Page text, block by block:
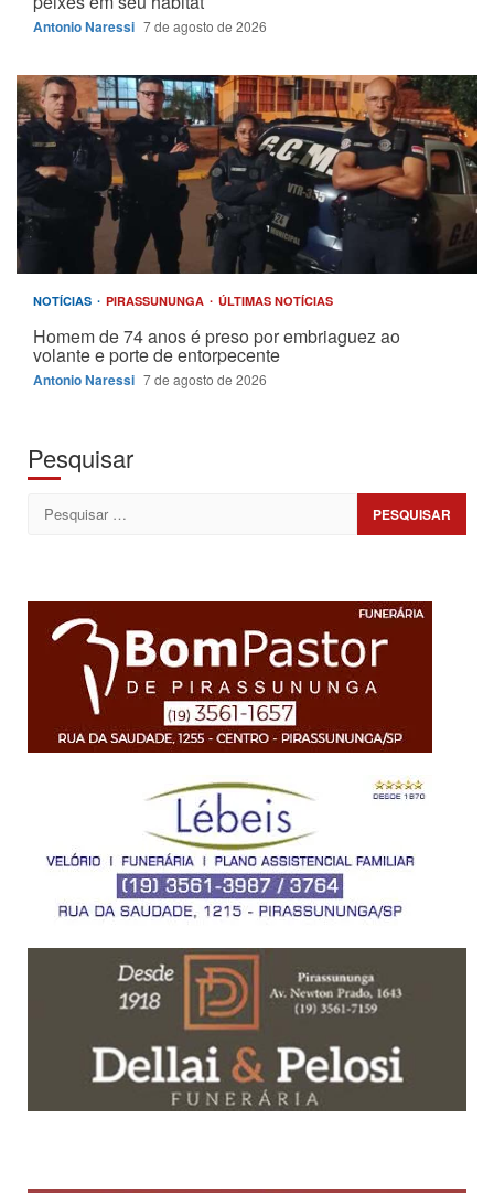
Antonio Naressi 7 de agosto de 2026
NOTÍCIAS PIRASSUNUNGA ÚLTIMAS NOTÍCIAS
Homem de 74 anos é preso por embriaguez ao
volante e porte de entorpecente
Antonio Naressi 7 de agosto de 2026
Pesquisar
Pesquisar